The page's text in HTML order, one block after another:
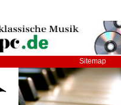
Sitemap